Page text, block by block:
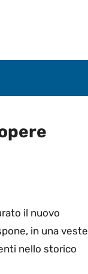
il nuovo
in una veste
nello storico